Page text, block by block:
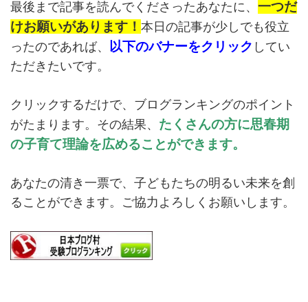
最後まで記事を読んでくださったあなたに、 一つだ
けお願いがあります！ 本日の記事が少しでも役立
ったのであれば、
以下のバナーをクリック してい
ただきたいです。
クリックするだけで、ブログランキングのポイント
がたまります。その結果、 たくさんの方に思春期
の子育て理論を広めることができます。
あなたの清き一票で、子どもたちの明るい未来を創
ることができます。ご協力よろしくお願いします。